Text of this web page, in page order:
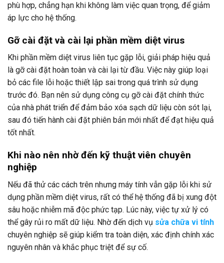
phù hợp, chẳng hạn khi không làm việc quan trọng, để giảm
áp lực cho hệ thống.
Gỡ cài đặt và cài lại phần mềm diệt virus
Khi phần mềm diệt virus liên tục gặp lỗi, giải pháp hiệu quả
là gỡ cài đặt hoàn toàn và cài lại từ đầu. Việc này giúp loại
bỏ các file lỗi hoặc thiết lập sai trong quá trình sử dụng
trước đó. Bạn nên sử dụng công cụ gỡ cài đặt chính thức
của nhà phát triển để đảm bảo xóa sạch dữ liệu còn sót lại,
sau đó tiến hành cài đặt phiên bản mới nhất để đạt hiệu quả
tốt nhất.
Khi nào nên nhờ đến kỹ thuật viên chuyên
nghiệp
Nếu đã thử các cách trên nhưng máy tính vẫn gặp lỗi khi sử
dụng phần mềm diệt virus, rất có thể hệ thống đã bị xung đột
sâu hoặc nhiễm mã độc phức tạp. Lúc này, việc tự xử lý có
thể gây rủi ro mất dữ liệu. Nhờ đến dịch vụ sửa chữa vi tính
chuyên nghiệp sẽ giúp kiểm tra toàn diện, xác định chính xác
nguyên nhân và khắc phục triệt để sự cố.